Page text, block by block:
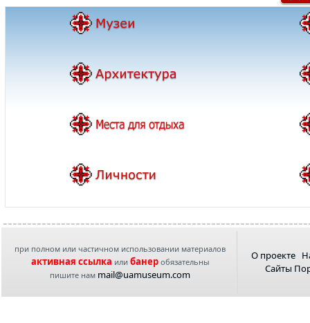
при полном или частичном использовании материалов
активная ссылка или банеробязательны
пишите нам mail@uamuseum.com
О проекте
Сайты